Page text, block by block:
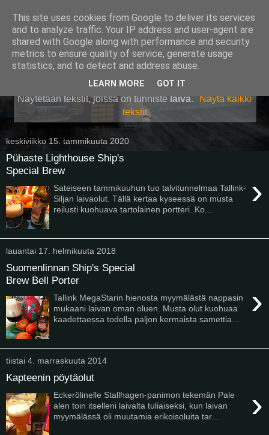
Pullollinen
Näytetään tekstit, joissa on tunniste laiva.
Näytä kaikki
tekstit
keskiviikko 15. tammikuuta 2020
Pühaste Lighthouse Ship's
Special Brew
›
Sateiseen tammikuuhun tuo talvitunnelmaa Tallink-
Siljan laivaolut. Tällä kertaa kyseessä on musta
reilusti kuohuava tartolainen portteri. Ko...
lauantai 17. helmikuuta 2018
Suomenlinnan Ship's Special
Brew Bell Porter
›
Tallink MegaStarin hienosta myymälästä nappasin
mukaani laivan oman oluen. Musta olut kuohuaa
kaadettaessa todella paljon kermaista samettia...
tiistai 4. marraskuuta 2014
Kapteenin pöytäolut
›
Eckerölinelle Stallhagen-panimon tekemän Pale
alen toin itselleni laivalta tuliaiseksi, kun laivan
myymälässä oli muutamia erikoisoluita tar...
This site uses cookies from Google to deliver its services
and to analyze traffic. Your IP address and user-agent are
shared with Google along with performance and security
metrics to ensure quality of service, generate usage
statistics, and to detect and address abuse.
LEARN MORE GOT IT